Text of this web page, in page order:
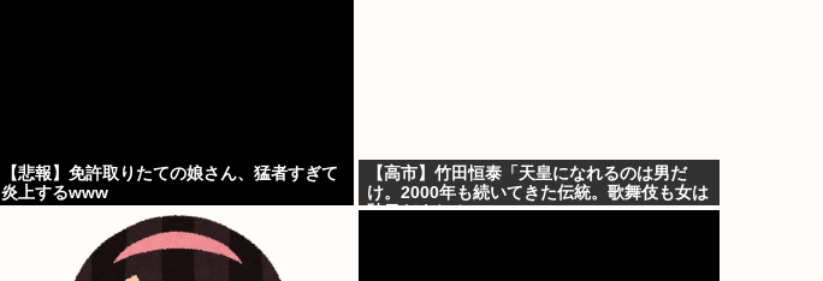
【悲報】免許取りたての娘さん、猛者すぎて
炎上するwww
【高市】竹田恒泰「天皇になれるのは男だ
け。2000年も続いてきた伝統。歌舞伎も女は
駄目だよね？」